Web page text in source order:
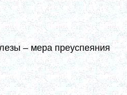
и сладость, а
жить, и ими дышать.
– мера преуспеяния
все большим
слова, без всяких